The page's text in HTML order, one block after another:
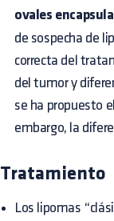
ovales
de sospecha de
correcta del
del tumor y
se ha propuesto
embargo, la
Tratamiento
Los lipomas